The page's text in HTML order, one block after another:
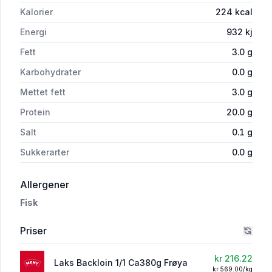
Kalorier 224 kcal
Energi
932 kj
Fett
3.0 g
Karbohydrater
0.0 g
Mettet fett
3.0 g
Protein
20.0 g
Salt
0.1 g
Sukkerarter
0.0 g
Allergeneri 'Laks Backloin 1/1 Ca380g Frøya'
Fisk
Priser
Laks Backloin 1/1 Ca380g Frøya kr 216.22
kr 569.00/kg